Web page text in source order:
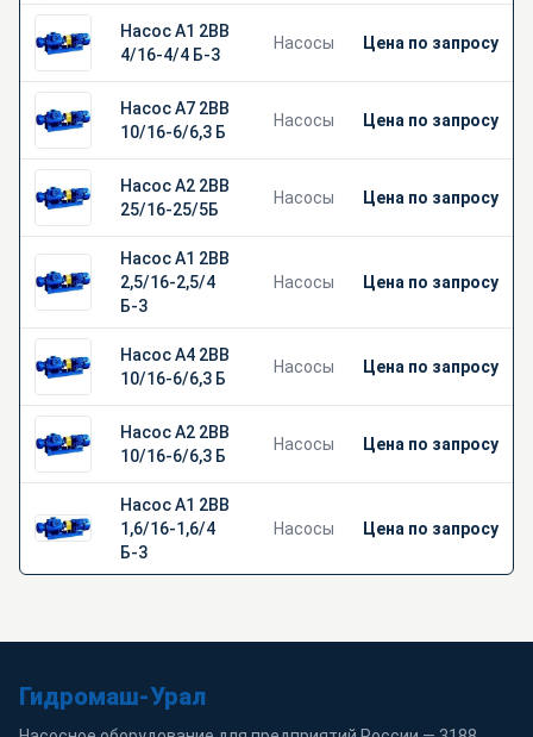
Насос А1 2ВВ
4/16-4/4 Б-3
Насосы Цена по запросу
Насос А7 2ВВ
10/16-6/6,3 Б
Насосы Цена по запросу
Насос А2 2ВВ
25/16-25/5Б
Насосы Цена по запросу
Насос А1 2ВВ
2,5/16-2,5/4
Б-3
Насосы Цена по запросу
Насос А4 2ВВ
10/16-6/6,3 Б
Насосы Цена по запросу
Насос А2 2ВВ
10/16-6/6,3 Б
Насосы Цена по запросу
Насос А1 2ВВ
1,6/16-1,6/4
Б-3
Насосы Цена по запросу
Гидромаш-Урал